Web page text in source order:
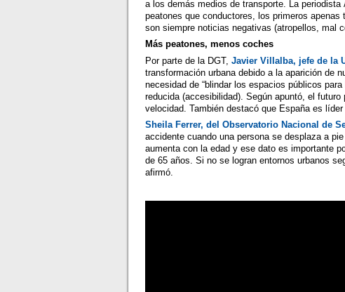
a los demás medios de transporte. La
peatones que conductores, los primeros
son siempre noticias negativas (atropellos, mal
Más peatones, menos coches
Por parte de la DGT,Javier Villalba, jefe de la
transformación urbana debido a la aparición de
necesidad de “blindar los espacios públicos
reducida (accesibilidad). Según apuntó, el
velocidad. También destacó que España es
Sheila Ferrer, del Observatorio Nacional de
accidente cuando una persona se desplaza a
aumenta con la edad y ese dato es importante
de 65 años. Si no se logran entornos urbanos
afirmó.